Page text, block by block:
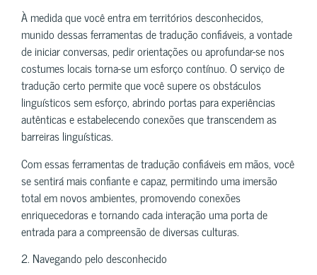
À medida que você entra em territórios desconhecidos,
munido dessas ferramentas de tradução confiáveis, a vontade
de iniciar conversas, pedir orientações ou aprofundar-se nos
costumes locais torna-se um esforço contínuo. O serviço de
tradução certo permite que você supere os obstáculos
linguísticos sem esforço, abrindo portas para experiências
autênticas e estabelecendo conexões que transcendem as
barreiras linguísticas.
Com essas ferramentas de tradução confiáveis em mãos, você
se sentirá mais confiante e capaz, permitindo uma imersão
total em novos ambientes, promovendo conexões
enriquecedoras e tornando cada interação uma porta de
entrada para a compreensão de diversas culturas.
2. Navegando pelo desconhecido